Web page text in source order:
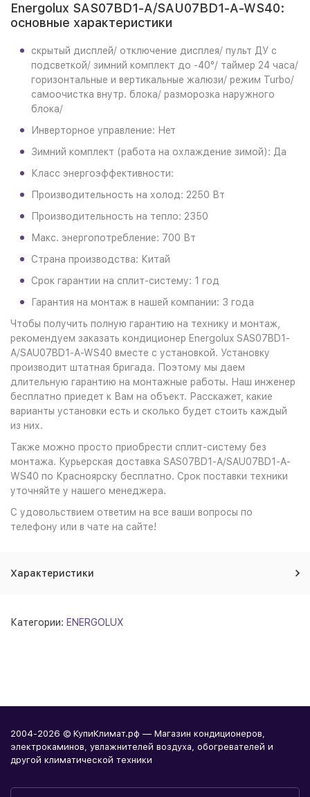
Energolux SAS07BD1-A/SAU07BD1-A-WS40:
основные характеристики
скрытый дисплей/ отключение дисплея/ пульт ДУ с
подсветкой/ зимний комплект до -40°/ таймер 24 часа/
горизонтальные и вертикальные жалюзи/ режим Turbo/
самоочистка внутр. блока/ разморозка наружного
блока/
Инверторное управление: Нет
Зимний комплект (работа на охлаждение зимой): Да
Класс энергоэффективности:
Производительность на холод: 2250 Вт
Производительность на тепло: 2350
Макс. энергопотребление: 700 Вт
Страна производства: Китай
Срок гарантии на сплит-систему: 1 год
Гарантия на монтаж в нашей компании: 3 года
Чтобы получить полную гарантию на технику и монтаж,
рекомендуем заказать кондиционер Energolux SAS07BD1-
A/SAU07BD1-A-WS40 вместе с установкой. Установку
производит штатная бригада. Поэтому мы даем
длительную гарантию на монтажные работы. Наш инженер
бесплатно приедет к Вам на объект. Расскажет, какие
варианты установки есть и сколько будет стоить каждый
из них.
Также можно просто приобрести сплит-систему без
монтажа. Курьерская доставка SAS07BD1-A/SAU07BD1-A-
WS40 по Красноярску бесплатно. Срок поставки техники
уточняйте у нашего менеджера.
С удовольствием ответим на все ваши вопросы по
телефону или в чате на сайте!
Характеристики
Категории: ENERGOLUX
2004-2026 © КупиКлимат.рф — Магазин кондиционеров,
электрокаминов, увлажнителей воздуха, обогревателей и
другой климатической техники